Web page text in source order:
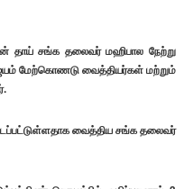
தாய் சங்க தலைவர் மஹிபால நேற்று
மேற்கொணடு வைத்தியர்கள் மற்றும்
வைத்திய சங்க தலைவர்